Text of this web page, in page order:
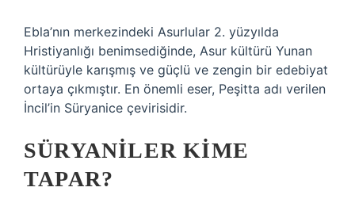
Ebla’nın merkezindeki Asurlular 2. yüzyılda
Hristiyanlığı benimsediğinde, Asur kültürü Yunan
kültürüyle karışmış ve güçlü ve zengin bir edebiyat
ortaya çıkmıştır. En önemli eser, Peşitta adı verilen
İncil’in Süryanice çevirisidir.
SÜRYANILER KIME
TAPAR?